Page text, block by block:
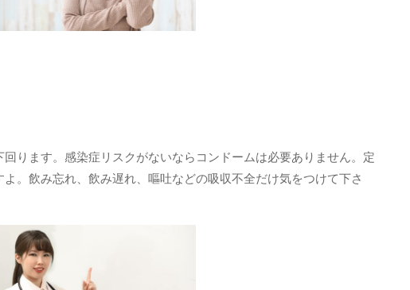
ります。感染症リスクがないならコンドームは必要ありません。定
。飲み忘れ、飲み遅れ、嘔吐などの吸収不全だけ気をつけて下さ